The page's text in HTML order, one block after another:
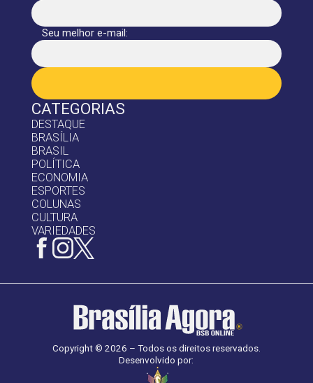
CATEGORIAS
DESTAQUE
BRASÍLIA
BRASIL
POLÍTICA
ECONOMIA
ESPORTES
COLUNAS
CULTURA
VARIEDADES
Seu melhor e-mail:
Copyright © 2026 – Todos os direitos reservados.
Desenvolvido por: